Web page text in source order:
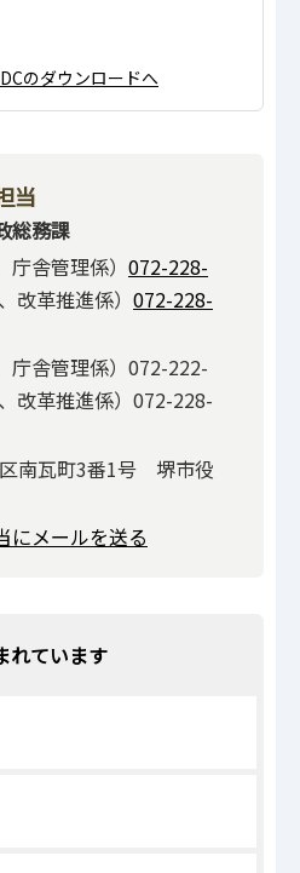
のダウンロードへ
当
務課
舎管理係） 072-228-
改革推進係） 072-228-
庁舎管理係）072-222-
改革推進係）072-228-
南瓦町3番1号 堺市役
にメールを送る
れています